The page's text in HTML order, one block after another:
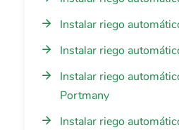
Instalar riego
Instalar riego
Instalar riego
Portmany
Instalar riego